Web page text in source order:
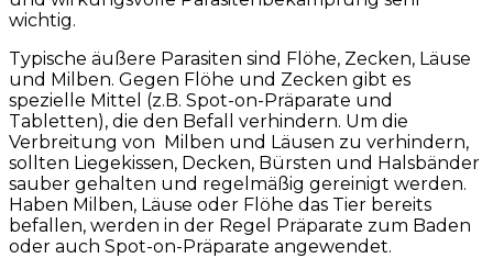
wichtig.
Typische äußere Parasiten sind Flöhe, Zecken, Läuse
und Milben. Gegen Flöhe und Zecken gibt es
spezielle Mittel (z.B. Spot-on-Präparate und
Tabletten), die den Befall verhindern. Um die
Verbreitung von Milben und Läusen zu verhindern,
sollten Liegekissen, Decken, Bürsten und Halsbänder
sauber gehalten und regelmäßig gereinigt werden.
Haben Milben, Läuse oder Flöhe das Tier bereits
befallen, werden in der Regel Präparate zum Baden
oder auch Spot-on-Präparate angewendet.